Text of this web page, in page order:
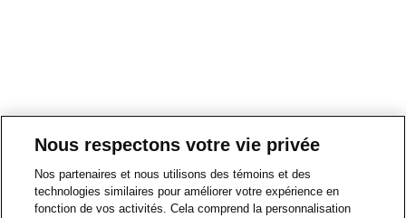
Nous respectons votre vie privée
Nos partenaires et nous utilisons des témoins et des
technologies similaires pour améliorer votre expérience en
fonction de vos activités. Cela comprend la personnalisation